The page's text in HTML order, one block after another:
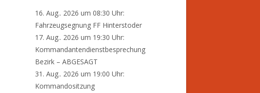
16. Aug.. 2026 um 08:30 Uhr:
Fahrzeugsegnung FF Hinterstoder
17. Aug.. 2026 um 19:30 Uhr:
Kommandantendienstbesprechung
Bezirk – ABGESAGT
31. Aug.. 2026 um 19:00 Uhr:
Kommandositzung